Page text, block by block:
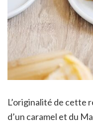
L’originalité de cette
d’un caramel et du